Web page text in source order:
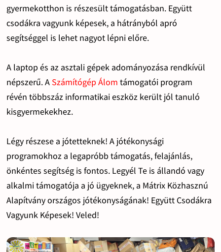
gyermekotthon is részesült támogatásban. Együtt
csodákra vagyunk képesek, a hátrányból apró
segítséggel is lehet nagyot lépni előre.
A laptop és az asztali gépek adományozása rendkívül
népszerű. A Számítógép Álom támogatói program
révén többszáz informatikai eszköz került jól tanuló
kisgyermekekhez.
Légy részese a jótetteknek! A jótékonysági
programokhoz a legapróbb támogatás, felajánlás,
önkéntes segítség is fontos. Legyél Te is állandó vagy
alkalmi támogatója a jó ügyeknek, a Mátrix Közhasznú
Alapítvány országos jótékonyságának! Együtt Csodákra
Vagyunk Képesek! Veled!